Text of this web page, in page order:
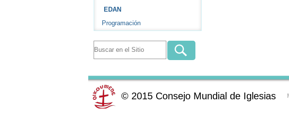
EDAN
Programación
© 2015 Consejo Mundial de Iglesias